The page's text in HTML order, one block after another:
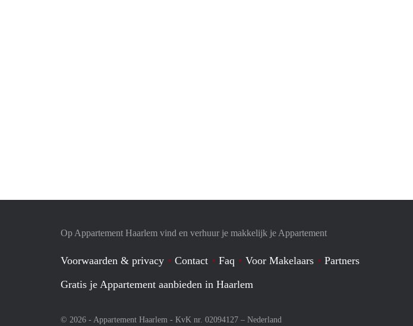
Op Appartement Haarlem vind en verhuur je makkelijk je Appartement
Voorwaarden & privacy Contact Faq Voor Makelaars
Partners
Gratis je Appartement aanbieden in Haarlem
© 2026 - Appartement Haarlem - KvK nr. 02094127 – Nederland